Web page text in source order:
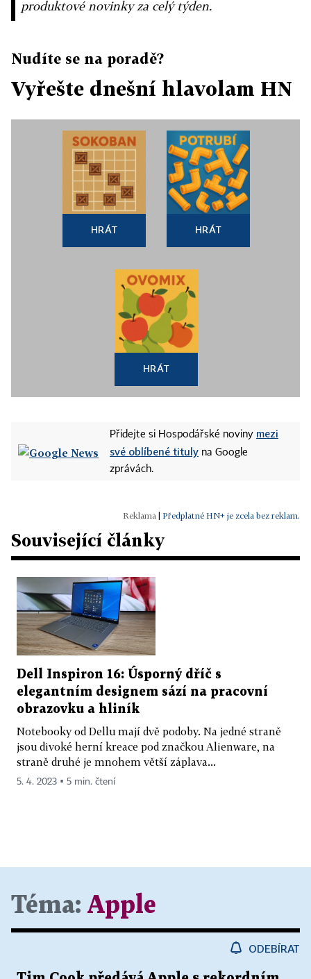
produktové novinky za celý týden.
Nudíte se na poradě?
Vyřešte dnešní hlavolam HN
HRÁT HRÁT
HRÁT
Přidejte si Hospodářské noviny mezi
své oblíbené tituly na Google
zprávách.
Předplatné HN+ je zcela bez reklam.
Související články
Dell Inspiron 16: Úsporný dříč s
elegantním designem sází na pracovní
obrazovku a hliník
Notebooky od Dellu mají dvě podoby. Na jedné straně
jsou divoké herní kreace pod značkou Alienware, na
straně druhé je mnohem větší záplava...
5. 4. 2023 ▪ 5 min. čtení
Téma: Apple
ODEBÍRAT